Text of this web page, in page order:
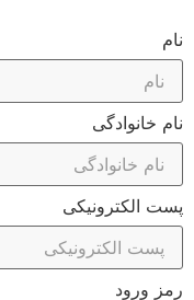
نام
نام خانوادگی
پست الکترونیکی
رمز ورود